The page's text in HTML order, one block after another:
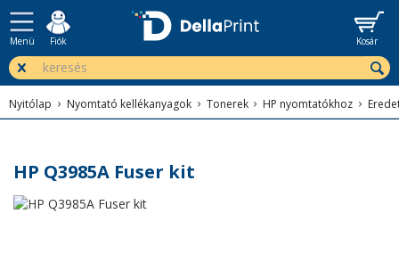
Menü Fiók Kosár
Nyitólap Nyomtató kellékanyagok Tonerek HP nyomtatókhoz
HP Q3985A Fuser kit